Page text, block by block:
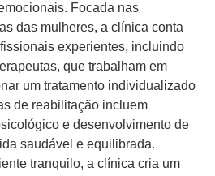
Focada nas
das mulheres, a clínica conta
experientes, incluindo
que trabalham em
um tratamento individualizado
de reabilitação incluem
e desenvolvimento de
saudável e equilibrada.
tranquilo, a clínica cria um